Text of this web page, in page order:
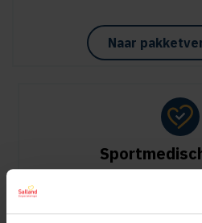
Naar
Vergoeding tot €125 per